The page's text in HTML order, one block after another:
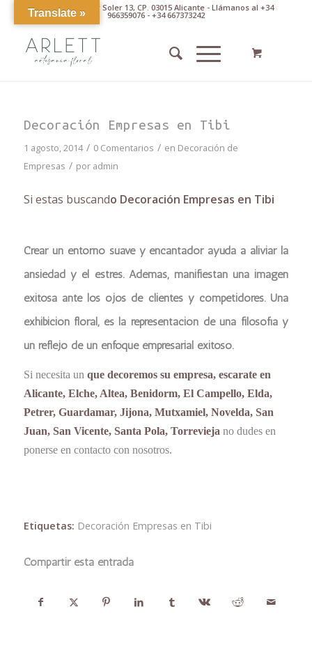
Av. Pintor Xavier Soler 13, CP. 03015 Alicante - Llámanos al +34
966359076 - +34 667373242
Decoración Empresas en Tibi
1 agosto, 2014 / 0 Comentarios / en Decoración de
Empresas / por admin
Si estas buscando Decoración Empresas en Tibi
Crear un entorno suave y encantador ayuda a aliviar la
ansiedad y el estrés. Además, manifiestan una imagen
exitosa ante los ojos de clientes y competidores. Una
exhibición floral, es la representación de una filosofía y
un reflejo de un enfoque empresarial exitoso.
Si necesita un que decoremos su empresa, escarate en
Alicante, Elche, Altea, Benidorm, El Campello, Elda,
Petrer, Guardamar, Jijona, Mutxamiel, Novelda, San
Juan, San Vicente, Santa Pola, Torrevieja no dudes en
ponerse en contacto con nosotros.
Etiquetas: Decoración Empresas en Tibi
Compartir esta entrada
Translate »